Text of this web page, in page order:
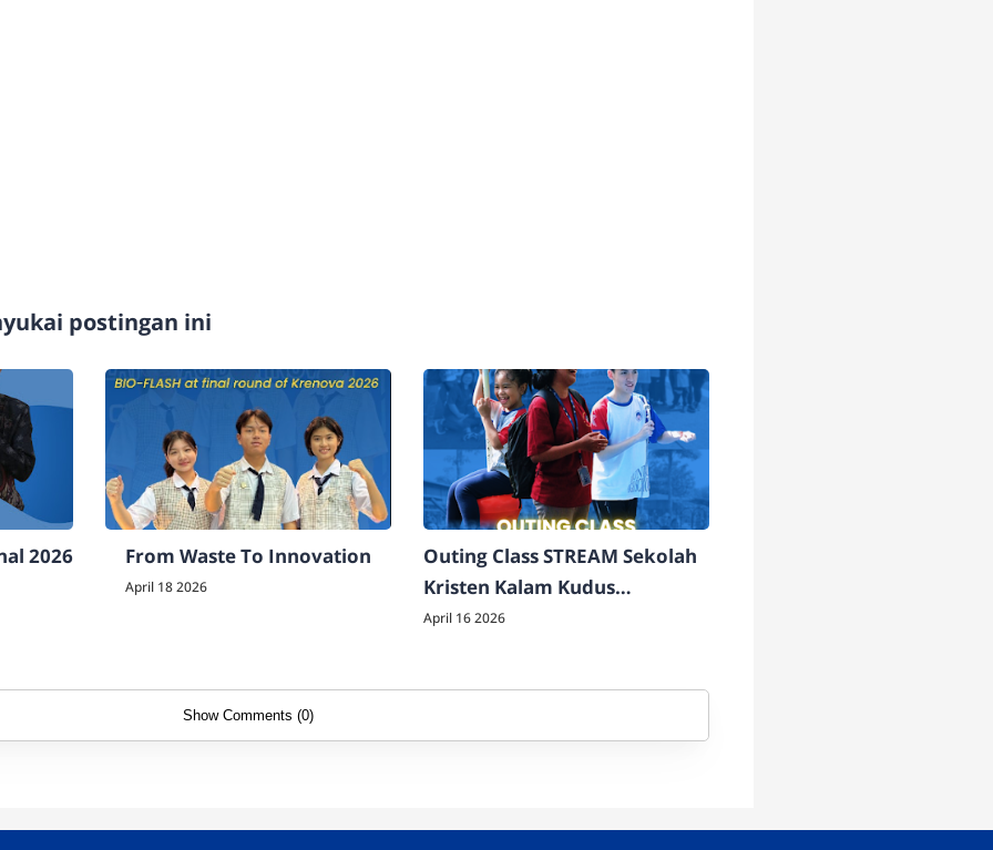
postingan ini
2026 From Waste To Innovation
April 18 2026
Outing Class STREAM Sekolah
Kristen Kalam Kudus
Surakarta 2026
April 16 2026
Show Comments (0)